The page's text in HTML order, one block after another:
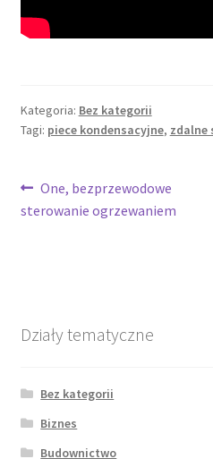
Kategoria: Bez kategorii
Tagi: piece kondensacyjne, zdalne
Nawigacja
wpisu
Poprzedni
wpis:
One, bezprzewodowe
sterowanie ogrzewaniem
Działy tematyczne
Bez kategorii
Biznes
Budownictwo